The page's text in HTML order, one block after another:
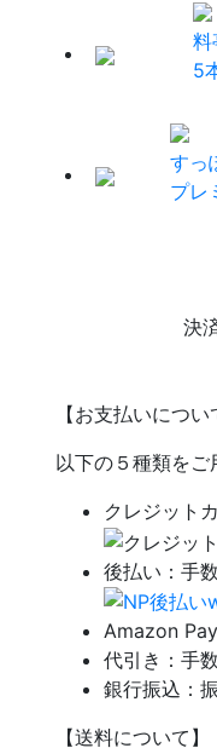
料
5
すっ
プレ
決
【お支払いについ
以下の５種類をご
クレジット
後払い：手
Amazon
代引き：手
銀行振込：
【送料について】